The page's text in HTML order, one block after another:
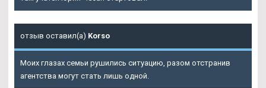
отзыв оставил(а) Korso
Моих глазах семьи рушились ситуацию, разом отстранив
агентства могут стать лишь одной.